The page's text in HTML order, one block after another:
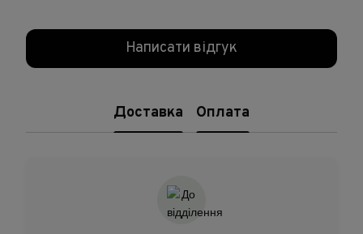
Написати відгук
Доставка Оплата